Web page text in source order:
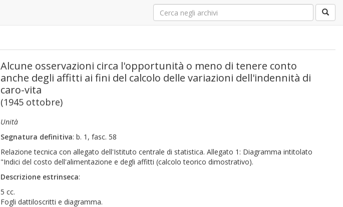
Alcune osservazioni circa l'opportunità o meno di tenere conto
anche degli affitti ai fini del calcolo delle variazioni dell'indennità di
caro-vita
(1945 ottobre)
Unità
Segnatura definitiva: b. 1, fasc. 58
Relazione tecnica con allegato dell'Istituto centrale di statistica. Allegato 1: Diagramma intitolato
"Indici del costo dell'alimentazione e degli affitti (calcolo teorico dimostrativo).
Descrizione estrinseca:
5 cc.
Fogli dattiloscritti e diagramma.